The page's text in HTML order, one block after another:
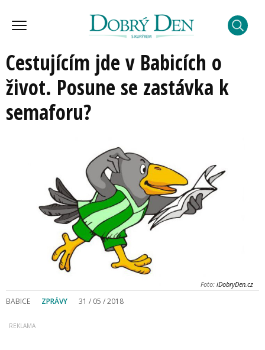
Cestujícím jde v Babicích o
život. Posune se zastávka k
semaforu?
Foto: iDobryDen.cz
BABICE ZPRÁVY 31 / 05 / 2018